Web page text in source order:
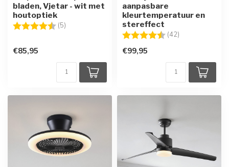
bladen, Vjetar - wit met
houtoptiek
Beoordeling: (5)
€85,95
aanpasbare
kleurtemperatuur en
stereffect
Beoordeling: (42)
€99,95